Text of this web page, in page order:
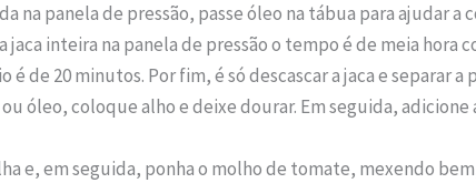
na panela de pressão, passe óleo na tábua para ajudar
jaca inteira na panela de pressão o tempo é de meia
de 20 minutos. Por fim, é só descascar a jaca e separar a
óleo, coloque alho e deixe dourar. Em seguida,
e, em seguida, ponha o molho de tomate, mexendo